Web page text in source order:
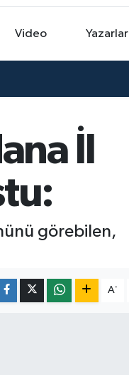
Video Yazarlar
İl
görebilen,
A-